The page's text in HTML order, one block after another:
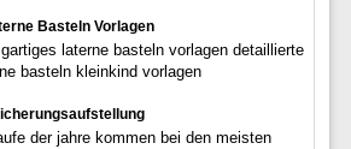
Basteln Vorlagen
laterne basteln vorlagen detaillierte
basteln kleinkind vorlagen
der jahre kommen bei den meisten